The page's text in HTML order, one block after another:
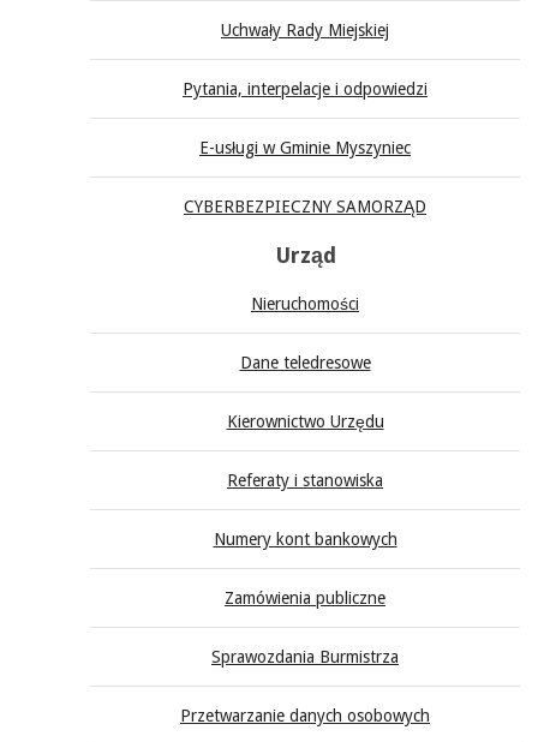
Uchwały Rady Miejskiej
Pytania, interpelacje i odpowiedzi
E-usługi w Gminie Myszyniec
CYBERBEZPIECZNY SAMORZĄD
Urząd
Nieruchomości
Dane teledresowe
Kierownictwo Urzędu
Referaty i stanowiska
Numery kont bankowych
Zamówienia publiczne
Sprawozdania Burmistrza
Przetwarzanie danych osobowych